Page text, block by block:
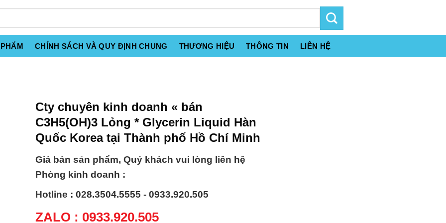
CHÍNH SÁCH VÀ QUY ĐỊNH CHUNG THƯƠNG HIỆU THÔNG TIN LIÊN HỆ
Cty chuyên kinh doanh « bán
C3H5(OH)3 Lỏng * Glycerin Liquid Hàn
Quốc Korea tại Thành phố Hồ Chí Minh
Giá bán sản phẩm, Quý khách vui lòng liên hệ
Phòng kinh doanh :
Hotline : 028.3504.5555 - 0933.920.505
ZALO : 0933.920.505